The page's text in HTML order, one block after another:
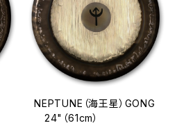
NEPTUNE（海王星）GONG
24"（61cm）